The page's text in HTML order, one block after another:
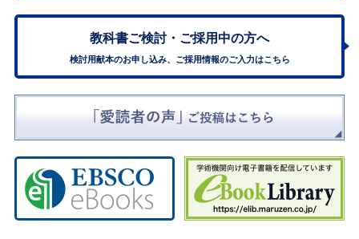
教科書ご検討・ ご採用中の方へ
検討用献本のお申し込み、ご採用情報のご入力はこちら